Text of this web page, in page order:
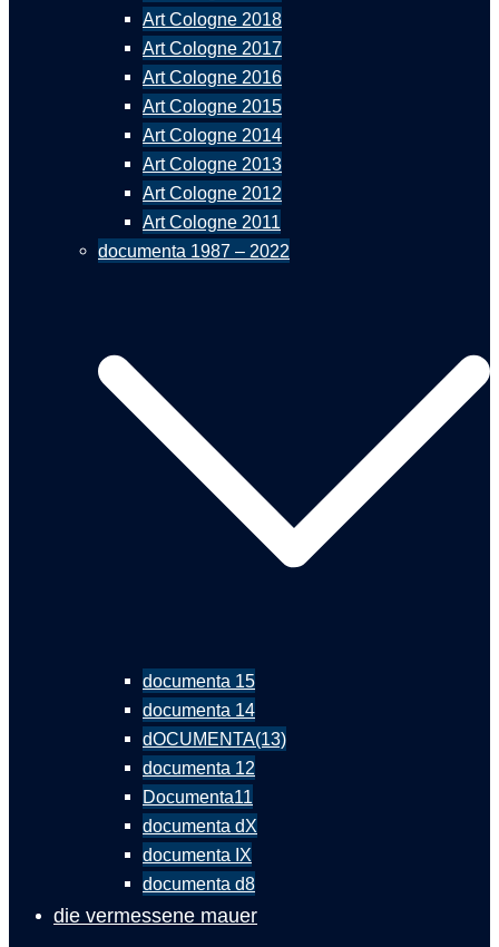
Art Cologne 2018
Art Cologne 2017
Art Cologne 2016
Art Cologne 2015
Art Cologne 2014
Art Cologne 2013
Art Cologne 2012
Art Cologne 2011
documenta 1987 – 2022
documenta 15
documenta 14
dOCUMENTA(13)
documenta 12
Documenta11
documenta dX
documenta IX
documenta d8
die vermessene mauer